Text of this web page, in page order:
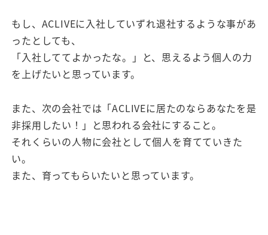
もし、ACLIVEに入社していずれ退社するような事があ
ったとしても、
「入社しててよかったな。」と、思えるよう個人の力
を上げたいと思っています。
また、次の会社では「ACLIVEに居たのならあなたを是
非採用したい！」と思われる会社にすること。
それくらいの人物に会社として個人を育てていきた
い。
また、育ってもらいたいと思っています。